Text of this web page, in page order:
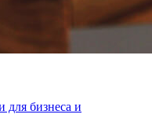
для бизнеса и